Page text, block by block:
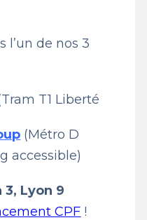
l’un de nos 3
T1 Liberté
(Métro D
accessible)
3, Lyon 9
CPF !